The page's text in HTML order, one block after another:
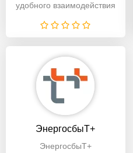
удобного взаимодействия
Татарстана. С его
ЭнергосбыТ+
ЭнергосбыТ+